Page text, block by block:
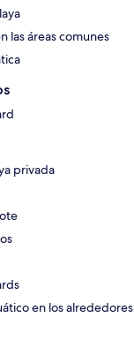
las áreas comunes
privada
en los alrededores